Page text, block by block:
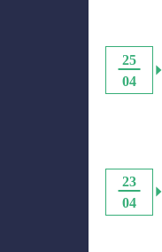
25
04
23
04